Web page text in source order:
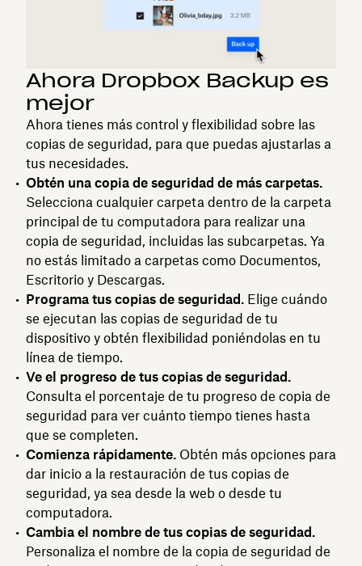
Ahora Dropbox Backup es
mejor
Ahora tienes más control y flexibilidad sobre las
copias de seguridad, para que puedas ajustarlas a
tus necesidades.
Obtén una copia de seguridad de más carpetas.
Selecciona cualquier carpeta dentro de la carpeta
principal de tu computadora para realizar una
copia de seguridad, incluidas las subcarpetas. Ya
no estás limitado a carpetas como Documentos,
Escritorio y Descargas.
Programa tus copias de seguridad. Elige cuándo
se ejecutan las copias de seguridad de tu
dispositivo y obtén flexibilidad poniéndolas en tu
línea de tiempo.
Ve el progreso de tus copias de seguridad.
Consulta el porcentaje de tu progreso de copia de
seguridad para ver cuánto tiempo tienes hasta
que se completen.
Comienza rápidamente. Obtén más opciones para
dar inicio a la restauración de tus copias de
seguridad, ya sea desde la web o desde tu
computadora.
Cambia el nombre de tus copias de seguridad.
Personaliza el nombre de la copia de seguridad de